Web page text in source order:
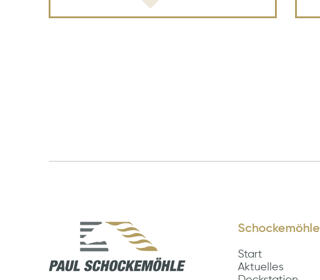
Schockemöhle
Start
Aktuelles